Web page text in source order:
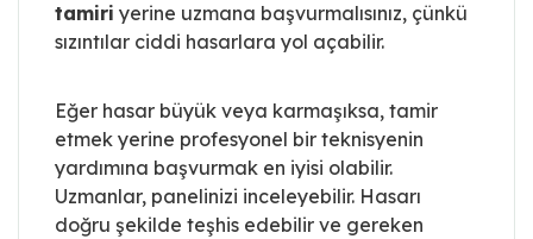
tamiri yerine uzmana başvurmalısınız, çünkü
sızıntılar ciddi hasarlara yol açabilir.
Eğer hasar büyük veya karmaşıksa, tamir
etmek yerine profesyonel bir teknisyenin
yardımına başvurmak en iyisi olabilir.
Uzmanlar, panelinizi inceleyebilir. Hasarı
doğru şekilde teşhis edebilir ve gereken